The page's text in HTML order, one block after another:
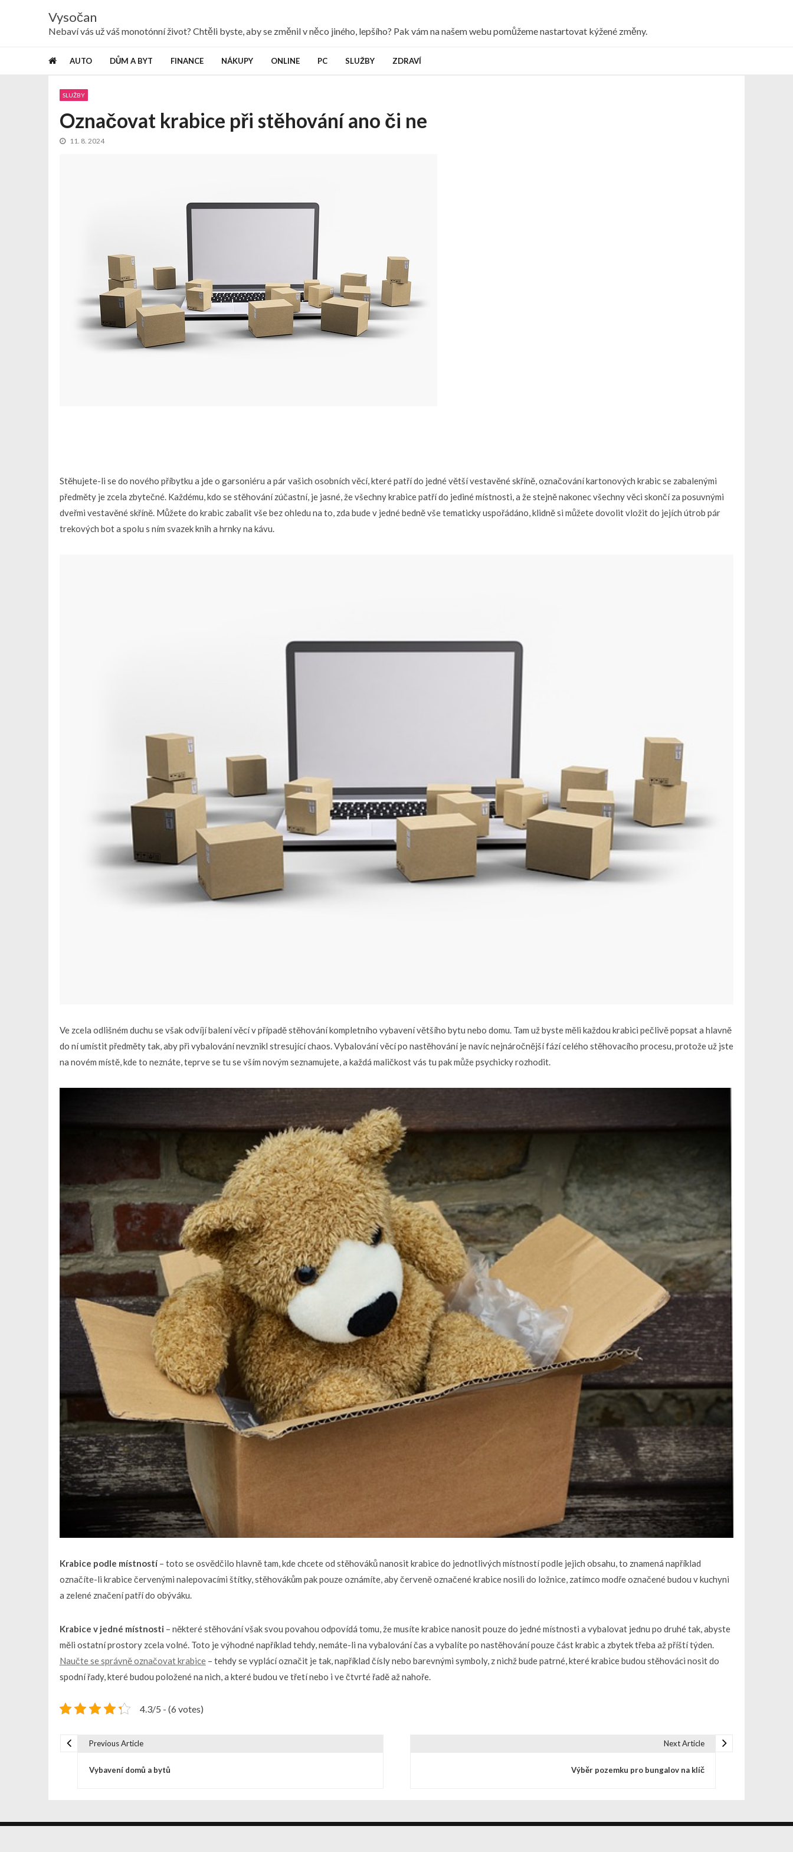
Vysočan
Nebaví vás už váš monotónní život? Chtěli byste, aby se změnil v něco jiného, lepšího? Pak vám na našem webu pomůžeme nastartovat kýžené změny.
AUTO DŮM A BYT FINANCE NÁKUPY ONLINE PC SLUŽBY ZDRAVÍ
SLUŽBY
Označovat krabice při stěhování ano či ne
11. 8. 2024
Stěhujete-li se do nového příbytku a jde o garsoniéru a pár vašich osobních věcí, které patří do jedné větší vestavěné skříně, označování kartonových krabic se zabalenými
předměty je zcela zbytečné. Každému, kdo se stěhování zúčastní, je jasné, že všechny krabice patří do jediné místnosti, a že stejně nakonec všechny věci skončí za posuvnými
dveřmi vestavěné skříně. Můžete do krabic zabalit vše bez ohledu na to, zda bude v jedné bedně vše tematicky uspořádáno, klidně si můžete dovolit vložit do jejích útrob pár
trekových bot a spolu s ním svazek knih a hrnky na kávu.
Ve zcela odlišném duchu se však odvíjí balení věcí v případě stěhování kompletního vybavení většího bytu nebo domu. Tam už byste měli každou krabici pečlivě popsat a hlavně
do ní umístit předměty tak, aby při vybalování nevznikl stresující chaos. Vybalování věcí po nastěhování je navíc nejnáročnější fází celého stěhovacího procesu, protože už jste
na novém místě, kde to neznáte, teprve se tu se vším novým seznamujete, a každá maličkost vás tu pak může psychicky rozhodit.
Krabice podle místností– toto se osvědčilo hlavně tam, kde chcete od stěhováků nanosit krabice do jednotlivých místností podle jejich obsahu, to znamená například
označíte-li krabice červenými nalepovacími štítky, stěhovákům pak pouze oznámíte, aby červeně označené krabice nosili do ložnice, zatímco modře označené budou v kuchyni
a zelené značení patří do obýváku.
Krabice v jedné místnosti – některé stěhování však svou povahou odpovídá tomu, že musíte krabice nanosit pouze do jedné místnosti a vybalovat jednu po druhé tak, abyste
měli ostatní prostory zcela volné. Toto je výhodné například tehdy, nemáte-li na vybalování čas a vybalíte po nastěhování pouze část krabic a zbytek třeba až příští týden.
Naučte se správně označovat krabice– tehdy se vyplácí označit je tak, například čísly nebo barevnými symboly, z nichž bude patrné, které krabice budou stěhováci nosit do
spodní řady, které budou položené na nich, a které budou ve třetí nebo i ve čtvrté řadě až nahoře.
4.3/5 - (6 votes)
v
Previous Article
Vybavení domů a bytů
Next Article
Výběr pozemku pro bungalov na klíč